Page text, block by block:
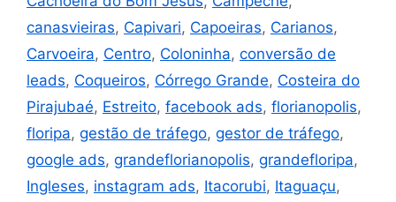
canasvieiras, Capivari, Capoeiras, Carianos,
Carvoeira, Centro, Coloninha, conversão de
leads, Coqueiros, Córrego Grande, Costeira do
Pirajubaé, Estreito, facebook ads, florianopolis,
floripa, gestão de tráfego, gestor de tráfego,
google ads, grandeflorianopolis, grandefloripa,
Ingleses, instagram ads, Itacorubi, Itaguaçu,